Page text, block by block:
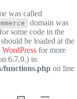
was called
domain was
some code in the
be loaded at the
for more
6.7.0.) in
functions.php on line